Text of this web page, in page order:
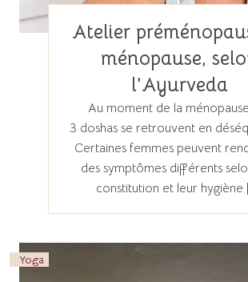
Atelier
ménopause,
l’Ayurveda
Au moment de la
3 doshas se retrouvent en
Certaines femmes peuvent
des symptômes différents
constitution et leur hygiène
Yoga